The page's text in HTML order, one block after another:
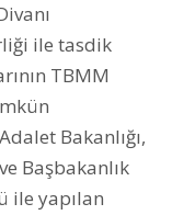
ile tasdik
TBMM
Bakanlığı,
Başbakanlık
ile yapılan